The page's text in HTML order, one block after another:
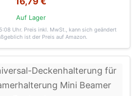
Auf Lager
Uhr. Preis inkl. MwSt., kann sich geändert
ist der Preis auf Amazon.